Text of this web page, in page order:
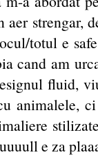
aer strengar,
totul e
cand am
fluid,
animalele,
e za